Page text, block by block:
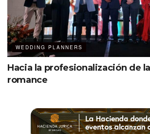
WEDDING PLANNERS
Hacia la profesionalización de
romance